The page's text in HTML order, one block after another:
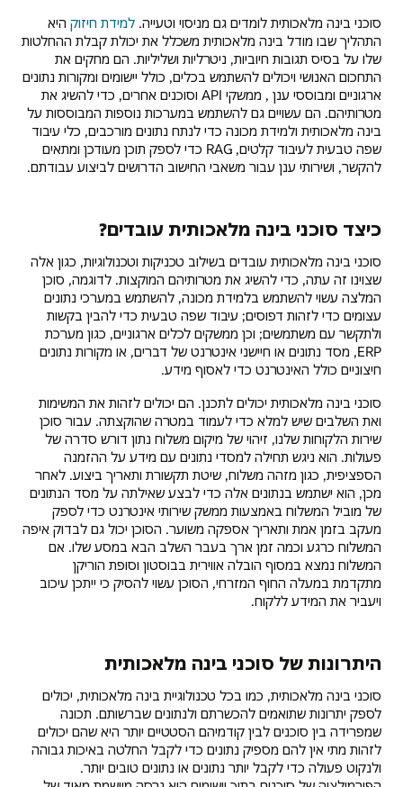
סוכני בינה מלאכותית לומדים גם מניסוי וטעייה. למידת חיזוק היא
התהליך שבו מודל בינה מלאכותית משכלל את יכולת קבלת ההחלטות
שלו על בסיס תגובות חיוביות, ניטרליות ושליליות. הם מחקים את
התחכום האנושי ויכולים להשתמש בכלים, כולל יישומים ומקורות נתונים
ארגוניים ומבוססי ענן , ממשקי API וסוכנים אחרים, כדי להשיג את
מטרותיהם. הם עשויים גם להשתמש במערכות נוספות המבוססות על
בינה מלאכותית ולמידת מכונה כדי לנתח נתונים מורכבים, כלי עיבוד
שפה טבעית לעיבוד קלטים, RAG כדי לספק תוכן מעודכן ומתאים
להקשר, ושירותי ענן עבור משאבי החישוב הדרושים לביצוע עבודתם.
כיצד סוכני בינה מלאכותית עובדים?
סוכני בינה מלאכותית עובדים בשילוב טכניקות וטכנולוגיות, כגון אלה
שצוינו זה עתה, כדי להשיג את מטרותיהם המוקצות. לדוגמה, סוכן
המלצה עשוי להשתמש בלמידת מכונה, להשתמש במערכי נתונים
עצומים כדי לזהות דפוסים; עיבוד שפה טבעית כדי להבין בקשות
ולתקשר עם משתמשים; וכן ממשקים לכלים ארגוניים, כגון מערכת
ERP, מסד נתונים או חיישני אינטרנט של דברים, או מקורות נתונים
חיצוניים כולל האינטרנט כדי לאסוף מידע.
סוכני בינה מלאכותית יכולים לתכנן. הם יכולים לזהות את המשימות
ואת השלבים שיש למלא כדי לעמוד במטרה שהוקצתה. עבור סוכן
שירות הלקוחות שלנו, זיהוי של מיקום משלוח נתון דורש סדרה של
פעולות. הוא ניגש תחילה למסדי נתונים עם מידע על ההזמנה
הספציפית, כגון מזהה משלוח, שיטת תקשורת ותאריך ביצוע. לאחר
מכן, הוא ישתמש בנתונים אלה כדי לבצע שאילתה על מסד הנתונים
של מוביל המשלוח באמצעות ממשק שירותי אינטרנט כדי לספק
מעקב בזמן אמת ותאריך אספקה משוער. הסוכן יכול גם לבדוק איפה
המשלוח כרגע וכמה זמן ארך בעבר השלב הבא במסע שלו. אם
המשלוח נמצא במסוף הובלה אווירית בבוסטון וסופת הוריקן
מתקדמת במעלה החוף המזרחי, הסוכן עשוי להסיק כי ייתכן עיכוב
ויעביר את המידע ללקוח.
היתרונות של סוכני בינה מלאכותית
סוכני בינה מלאכותית, כמו בכל טכנולוגיית בינה מלאכותית, יכולים
לספק יתרונות שתואמים להכשרתם ולנתונים שברשותם. תכונה
שמפרידה בין סוכנים לבין קודמיהם הסטטיים יותר היא שהם יכולים
לזהות מתי אין להם מספיק נתונים כדי לקבל החלטה באיכות גבוהה
ולנקוט פעולה כדי לקבל יותר נתונים או נתונים טובים יותר.